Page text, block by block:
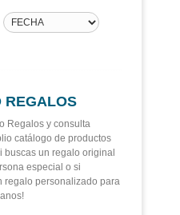
REGALOS
Regalos y consulta
catálogo de productos
buscas un regalo original
especial o si
regalo personalizado para